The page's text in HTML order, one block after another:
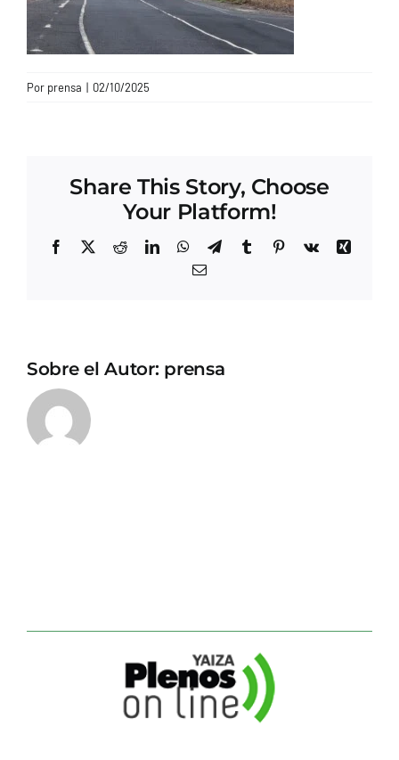
Por prensa | 02/10/2025
Share This Story, Choose
Your Platform!
Facebook
X RedditLinkedInWhatsApp
TelegramTumblrPinterest
Vk
Xing
Correo
Sobre el Autor: prensa